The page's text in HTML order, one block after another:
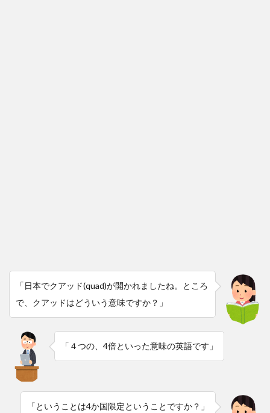
「日本でクアッド(quad)が開かれましたね。ところ
で、クアッドはどういう意味ですか？」
「４つの、4倍といった意味の英語です」
「ということは4か国限定ということですか？」